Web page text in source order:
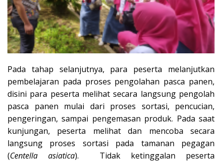
Pada tahap selanjutnya, para peserta melanjutkan
pembelajaran pada proses pengolahan pasca panen,
disini para peserta melihat secara langsung pengolah
pasca panen mulai dari proses sortasi, pencucian,
pengeringan, sampai pengemasan produk. Pada saat
kunjungan, peserta melihat dan mencoba secara
langsung proses sortasi pada tamanan pegagan
(Centella asiatica). Tidak ketinggalan peserta